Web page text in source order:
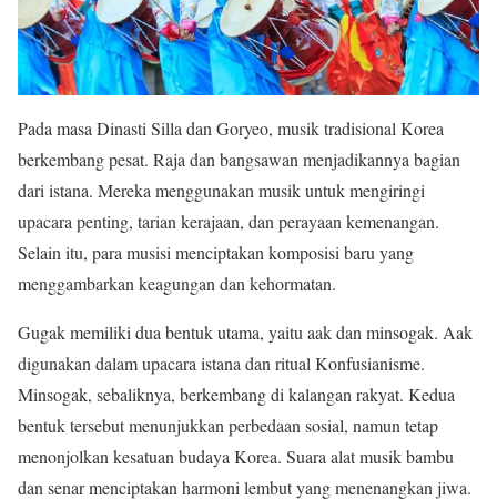
Pada masa Dinasti Silla dan Goryeo, musik tradisional Korea
berkembang pesat. Raja dan bangsawan menjadikannya bagian
dari istana. Mereka menggunakan musik untuk mengiringi
upacara penting, tarian kerajaan, dan perayaan kemenangan.
Selain itu, para musisi menciptakan komposisi baru yang
menggambarkan keagungan dan kehormatan.
Gugak memiliki dua bentuk utama, yaitu aak dan minsogak. Aak
digunakan dalam upacara istana dan ritual Konfusianisme.
Minsogak, sebaliknya, berkembang di kalangan rakyat. Kedua
bentuk tersebut menunjukkan perbedaan sosial, namun tetap
menonjolkan kesatuan budaya Korea. Suara alat musik bambu
dan senar menciptakan harmoni lembut yang menenangkan jiwa.